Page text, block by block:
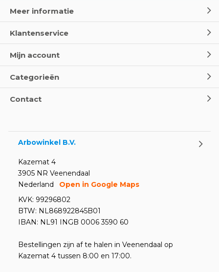
Meer informatie
Klantenservice
Mijn account
Categorieën
Contact
Arbowinkel B.V.
Kazemat 4
3905 NR Veenendaal
Nederland
Open in Google Maps
KVK: 99296802
BTW: NL868922845B01
IBAN: NL91 INGB 0006 3590 60
Bestellingen zijn af te halen in Veenendaal op
Kazemat 4 tussen 8:00 en 17:00.